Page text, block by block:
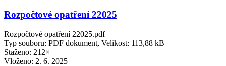
Rozpočtové opatření 22025
Rozpočtové opatření 22025.pdf
Typ souboru: PDF dokument, Velikost: 113,88 kB
Staženo: 212×
Vloženo: 2. 6. 2025